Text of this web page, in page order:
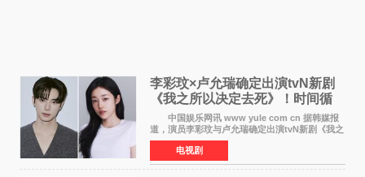
李彩玟×卢允瑞确定出演tvN新剧
《我之所以决定去死》！时间循
环青春爱情来袭
中国娱乐网讯 www yule com cn 据韩媒报
道，演员李彩玟与卢允瑞确定出演tvN新剧《我之
所以决定去死》，分别担任男女主角。该剧预计
将于明年播出，引发观众期待。 本剧改编自
NAVER同名人气
电视剧